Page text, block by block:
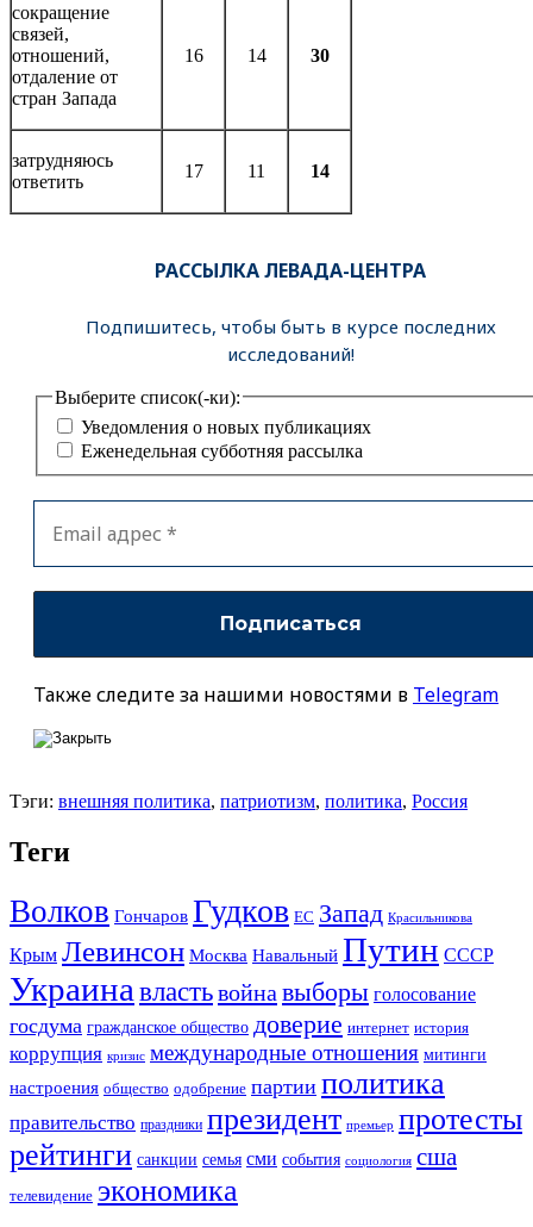
сокращение
связей,
отношений,
отдаление от
стран Запада
16 14 30
затрудняюсь
ответить
17 11 14
РАССЫЛКА ЛЕВАДА-ЦЕНТРА
Подпишитесь, чтобы быть в курсе последних
исследований!
Выберите список(-ки):
Уведомления о новых публикациях
Еженедельная субботняя рассылка
Также следите за нашими новостями в Telegram
Тэги: внешняя политика, патриотизм, политика, Россия
Теги
Волков Гончаров Гудков ЕС Запад Красильникова
Крым Левинсон Москва Навальный Путин СССР
Украина властьвойна выборы голосование
госдума гражданское общество доверие интернет история
коррупция кризис международные отношения митинги
настроения общество одобрение партии политика
правительство праздники президент премьер протесты
рейтинги санкции семья сми события социология сша
телевидение экономика